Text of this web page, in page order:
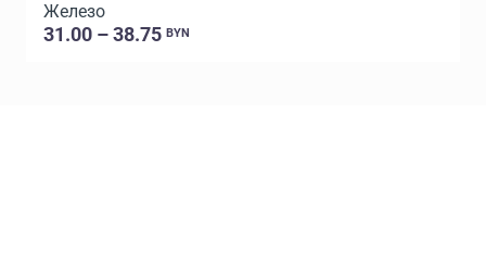
Железо
31.00 – 38.75 BYN